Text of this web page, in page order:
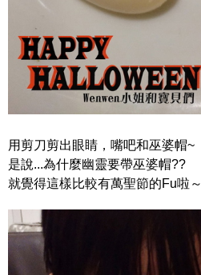
用剪刀剪出眼睛，嘴吧和巫婆帽~
是說...為什麼幽靈要帶巫婆帽??
就覺得這樣比較有萬聖節的Fu啦～